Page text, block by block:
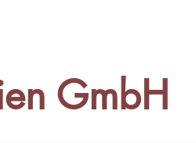
GmbH